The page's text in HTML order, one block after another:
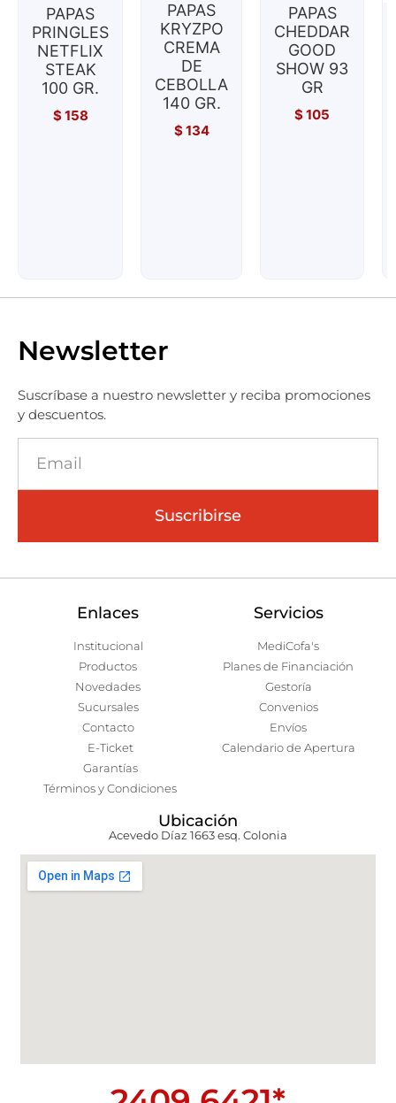
PAPAS
PRINGLES
NETFLIX
STEAK
100 GR.
$158
PAPAS
KRYZPO
CREMA
DE
CEBOLLA
140 GR.
$134
PAPAS
CHEDDAR
GOOD
SHOW 93
GR
$105
Newsletter
Suscríbase a nuestro newsletter y reciba promociones
y descuentos.
Suscribirse
Enlaces
Institucional
Productos
Novedades
Sucursales
Contacto
E-Ticket
Garantías
Términos y Condiciones
Servicios
MediCofa's
Planes de Financiación
Gestoría
Convenios
Envíos
Calendario de Apertura
Ubicación
Acevedo Díaz 1663 esq. Colonia